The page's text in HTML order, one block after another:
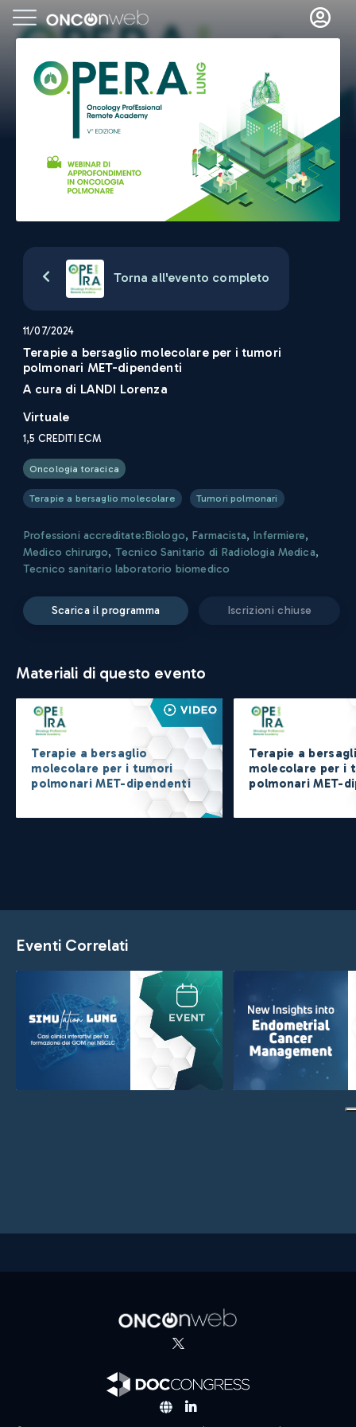
Torna all'evento completo
11/07/2024
Terapie a bersaglio molecolare per i tumori
polmonari MET-dipendenti
A cura di LANDI Lorenza
Virtuale
1,5 CREDITI ECM
Oncologia toracica
Terapie a bersaglio molecolare Tumori polmonari
Professioni accreditate:Biologo, Farmacista, Infermiere,
Medico chirurgo, Tecnico Sanitario di Radiologia Medica,
Tecnico sanitario laboratorio biomedico
scarica il programma iscrizioni chiuse
Materiali di questo evento
Terapie a bersaglio
molecolare per i tumori
polmonari MET-dipendenti
Terapie a
molecolare per i
polmonari MET-
Eventi Correlati